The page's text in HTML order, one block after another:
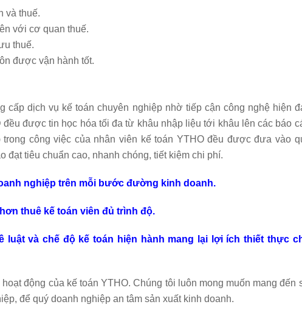
và thuế.
với cơ quan thuế.
thuế.
được vận hành tốt.
cấp dịch vụ kế toán chuyên nghiệp nhờ tiếp cận công nghệ hiện
đều được tin học hóa tối đa từ khâu nhập liệu tới khâu lên các báo
công việc của nhân viên kế toán YTHO đều được đưa vào
đạt tiêu chuẩn cao, nhanh chóng, tiết kiệm chi phí.
nghiệp trên mỗi bước đường kinh doanh.
thuê kế toán viên đủ trình độ.
luật và chế độ kế toán hiện hành mang lại lợi ích thiết thực
động của kế toán YTHO. Chúng tôi luôn mong muốn mang đến
để quý doanh nghiệp an tâm sản xuất kinh doanh.